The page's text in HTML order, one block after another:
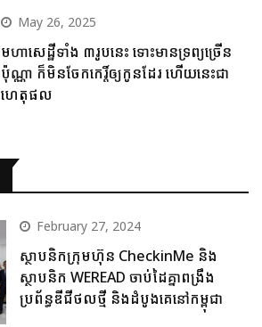
May 26, 2025
មហាសេដ្ឋីទាំង ៣រូបនេះ ទោះមានទ្រព្យច្រើន
ប៉ុណ្ណា ក៏មិនចែកកេរ្តិ៍ឲ្យកូនដែរ ហើយនេះជា
ហេតុផល
February 27, 2024
ស្ថាបនិកក្រុមហ៊ុន CheckinMe និង
ស្ថាបនិក WEREAD ចាប់ដៃគ្នាពង្រឹង
ប្រព័ន្ធឌីជីថលថ្មី និងដំបូងគេនៅកម្ពុជា